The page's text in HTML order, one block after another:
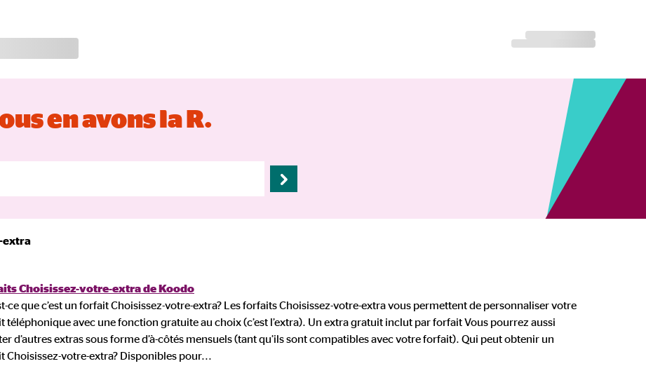
en avons la R.
extra
Choisissez-votre-extra de Koodo
ce que c’est un forfait Choisissez-votre-extra? Les forfaits Choisissez-votre-extra vous permettent de personnaliser votre
téléphonique avec une fonction gratuite au choix (c’est l’extra). Un extra gratuit inclut par forfait Vous pourrez aussi
d’autres extras sous forme d’à-côtés mensuels (tant qu’ils sont compatibles avec votre forfait). Qui peut obtenir un
Choisissez-votre-extra? Disponibles pour...